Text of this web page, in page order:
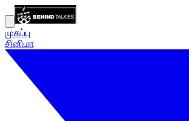
முகப்பு
சினிமா